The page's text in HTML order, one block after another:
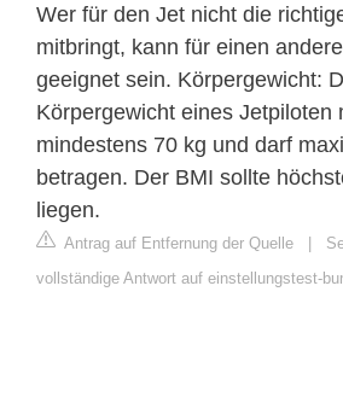
Wer für den Jet nicht die
mitbringt, kann für einen
geeignet sein. Körpergewicht:
Körpergewicht eines Jetpiloten
mindestens 70 kg und darf
betragen. Der BMI sollte
liegen.
Antrag auf Entfernung der Quelle |
vollständige Antwort auf einstellungstest-